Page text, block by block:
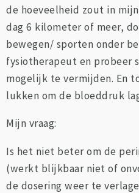
de hoeveelheid zout in
dag 6 kilometer of meer,
bewegen/ sporten onder
fysiotherapeut en probeer
mogelijk te vermijden. En
lukken om de bloeddruk
Mijn vraag:
Is het niet beter om de
(werkt blijkbaar niet of
de dosering weer te